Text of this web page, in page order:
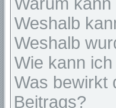
Weshalb
Weshalb
Wie kann
Was bewirkt
Beitrags?